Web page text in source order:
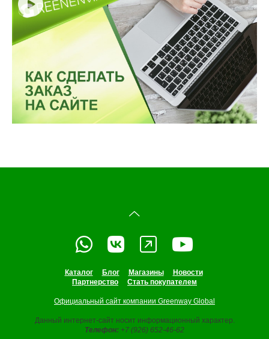
Каталог Блог Магазины
Новости
Партнерство
Стать покупателем
Официальный сайт компании Greenway Global
Данный интернет-сайт носит информационный характер.
Телефон: +7 (926) 652-46-62